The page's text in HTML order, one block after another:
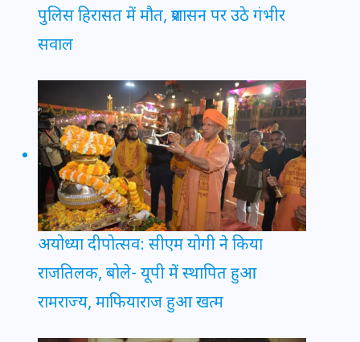
पुलिस हिरासत में मौत, प्रशासन पर उठे गंभीर
सवाल
अयोध्या दीपोत्सव: सीएम योगी ने किया
राजतिलक, बोले- यूपी में स्थापित हुआ
रामराज्य, माफियाराज हुआ खत्म